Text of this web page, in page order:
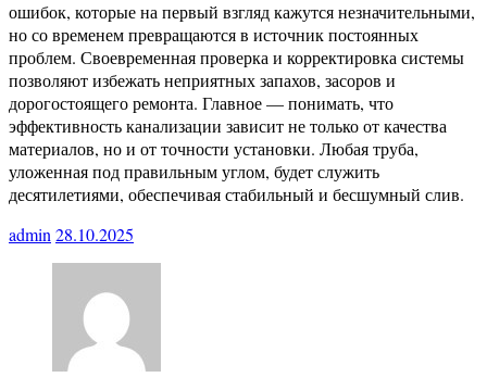
ошибок, которые на первый взгляд кажутся незначительными,
но со временем превращаются в источник постоянных
проблем. Своевременная проверка и корректировка системы
позволяют избежать неприятных запахов, засоров и
дорогостоящего ремонта. Главное — понимать, что
эффективность канализации зависит не только от качества
материалов, но и от точности установки. Любая труба,
уложенная под правильным углом, будет служить
десятилетиями, обеспечивая стабильный и бесшумный слив.
admin 28.10.2025